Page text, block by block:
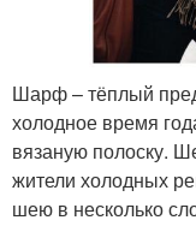
Шарф – тёплый
холодное время
вязаную полоску.
жители холодных
шею в несколько